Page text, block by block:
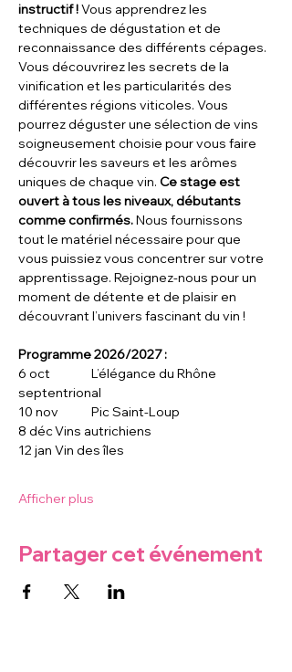
instructif ! Vous apprendrez les
techniques de dégustation et de
reconnaissance des différents cépages.
Vous découvrirez les secrets de la
vinification et les particularités des
différentes régions viticoles. Vous
pourrez déguster une sélection de vins
soigneusement choisie pour vous faire
découvrir les saveurs et les arômes
uniques de chaque vin. Ce stage est
ouvert à tous les niveaux, débutants
comme confirmés. Nous fournissons
tout le matériel nécessaire pour que
vous puissiez vous concentrer sur votre
apprentissage. Rejoignez-nous pour un
moment de détente et de plaisir en
découvrant l’univers fascinant du vin !
Programme 2026/2027 :
6 oct		L’élégance du Rhône
septentrional
10 nov	Pic Saint-Loup
8 déc	Vins autrichiens
12 jan	Vin des îles
Afficher plus
Partager cet événement